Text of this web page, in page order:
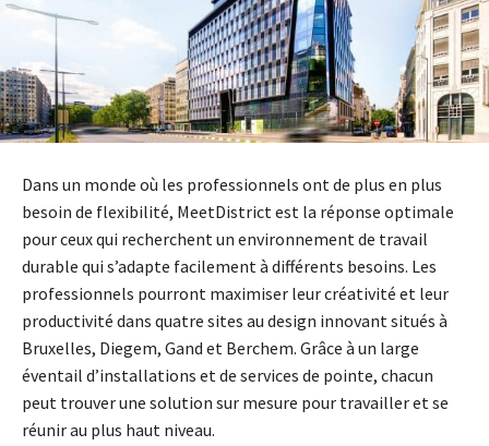
Dans un monde où les professionnels ont de plus en plus
besoin de flexibilité, MeetDistrict est la réponse optimale
pour ceux qui recherchent un environnement de travail
durable qui s’adapte facilement à différents besoins. Les
professionnels pourront maximiser leur créativité et leur
productivité dans quatre sites au design innovant situés à
Bruxelles, Diegem, Gand et Berchem. Grâce à un large
éventail d’installations et de services de pointe, chacun
peut trouver une solution sur mesure pour travailler et se
réunir au plus haut niveau.